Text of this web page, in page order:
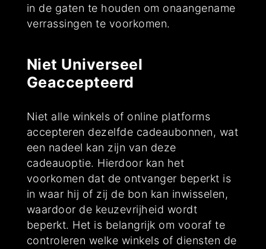
in de gaten te houden om onaangename
verrassingen te voorkomen.
Niet Universeel
Geaccepteerd
Niet alle winkels of online platforms
accepteren dezelfde cadeaubonnen, wat
een nadeel kan zijn van deze
cadeauoptie. Hierdoor kan het
voorkomen dat de ontvanger beperkt is
in waar hij of zij de bon kan inwisselen,
waardoor de keuzevrijheid wordt
beperkt. Het is belangrijk om vooraf te
controleren welke winkels of diensten de